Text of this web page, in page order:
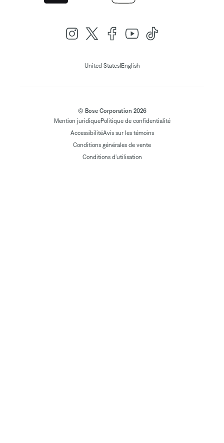
United States|English
© Bose Corporation 2026
Mention juridiquePolitique de confidentialité
AccessibilitéAvis sur les témoins
Conditions générales de vente
Conditions d'utilisation